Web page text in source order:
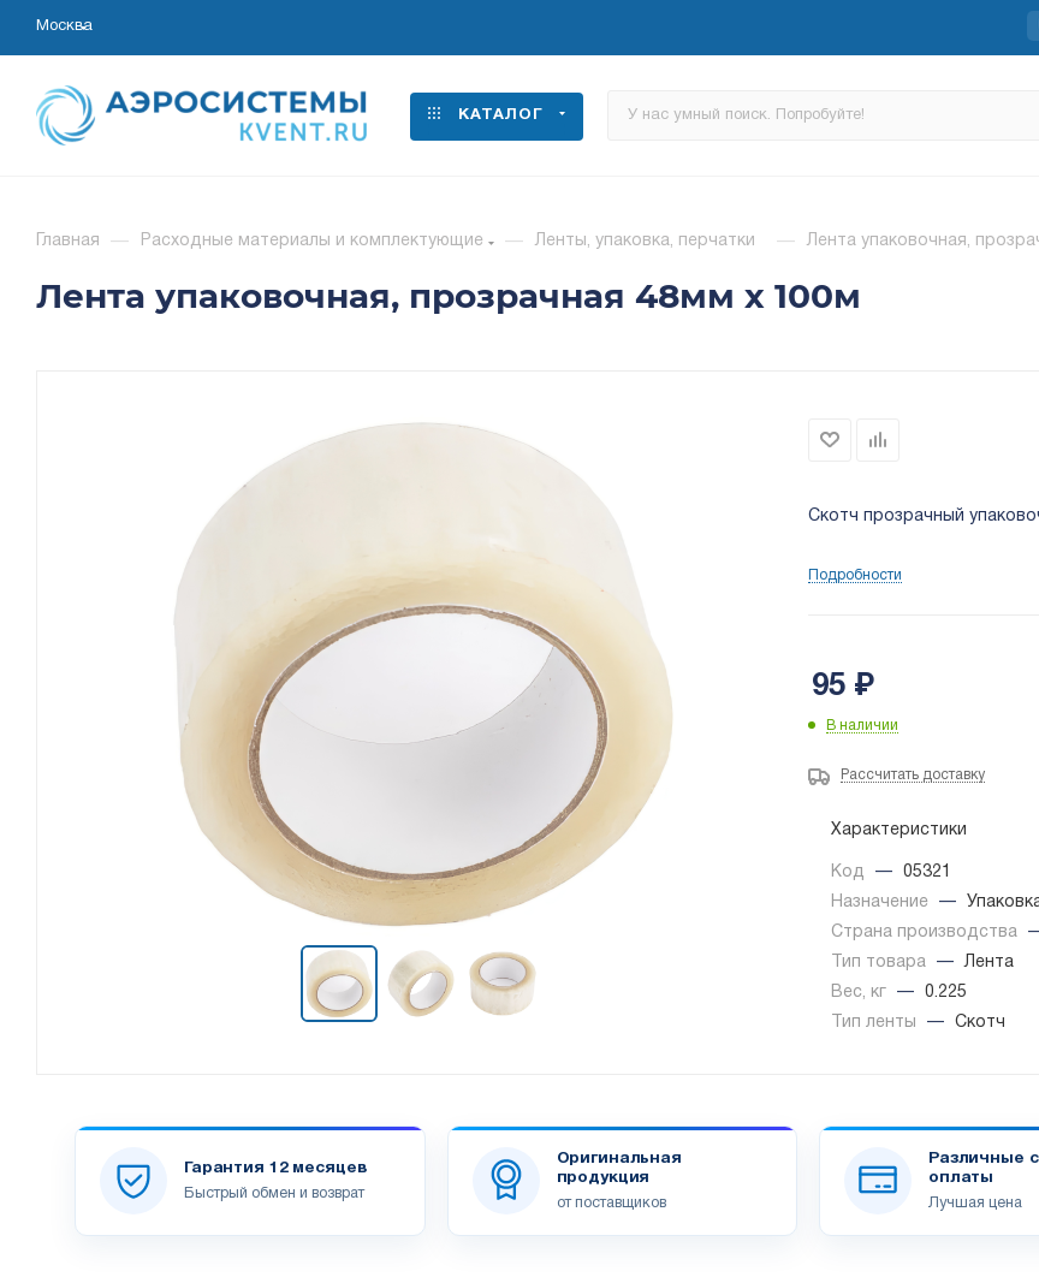
Москва
КАТАЛОГ
Главная — Расходные материалы и комплектующие — Ленты, упаковка, перчатки — Лента упаковочная,
Лента упаковочная, прозрачная 48мм х 100м
Скотч прозрачный
Подробности
95 ₽
В наличии
Рассчитать доставку
Характеристики
Код —
05321
Назначение
—
Страна производства
Тип товара
—
Лента
Вес, кг
—
0.225
Тип ленты
— Скотч
Гарантия 12 месяцев
Быстрый обмен и возврат
Оригинальная
продукция
от поставщиков
Различные
оплаты
Лучшая цена